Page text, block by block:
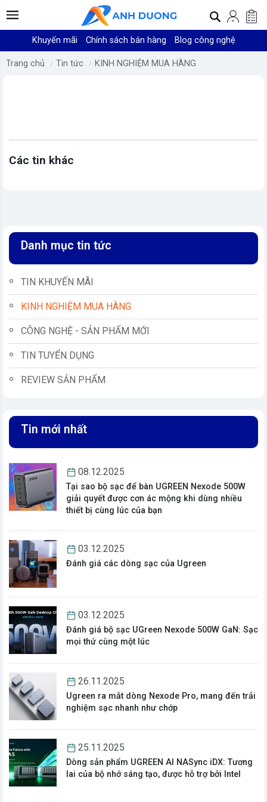
Khuyến mãi Chính sách bán hàng Blog công nghệ
Trang chủ Tin tức KINH NGHIỆM MUA HÀNG
Các tin khác
Danh mục tin tức
TIN KHUYẾN MÃI
KINH NGHIỆM MUA HÀNG
CÔNG NGHỆ - SẢN PHẨM MỚI
TIN TUYỂN DỤNG
REVIEW SẢN PHẨM
Tin mới nhất
08.12.2025
Tại sao bộ sạc để bàn UGREEN Nexode 500W
giải quyết được cơn ác mộng khi dùng nhiều
thiết bị cùng lúc của bạn
03.12.2025
Đánh giá các dòng sạc của Ugreen
03.12.2025
Đánh giá bộ sạc UGreen Nexode 500W GaN: Sạc
mọi thứ cùng một lúc
26.11.2025
Ugreen ra mắt dòng Nexode Pro, mang đến trải
nghiệm sạc nhanh như chớp
25.11.2025
Dòng sản phẩm UGREEN AI NASync iDX: Tương
lai của bộ nhớ sáng tạo, được hỗ trợ bởi Intel